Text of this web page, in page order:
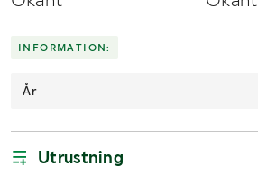
INFORMATION:
År
Utrustning